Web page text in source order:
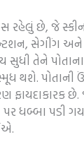
રહેલું છે, જે
સેગીંગ અને
સુધી તેને
થશે. પોતાની
ફાયદાકારક છે.
ધબ્બા પડી